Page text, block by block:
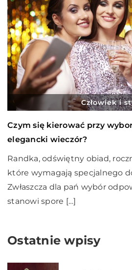
Człowiek i
Czym się kierować przy
elegancki wieczór?
Randka, odświętny obiad,
które wymagają specjalnego
Zwłaszcza dla pań wybór
stanowi spore […]
Ostatnie wpisy